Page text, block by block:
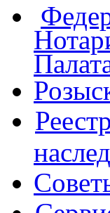
Реестр